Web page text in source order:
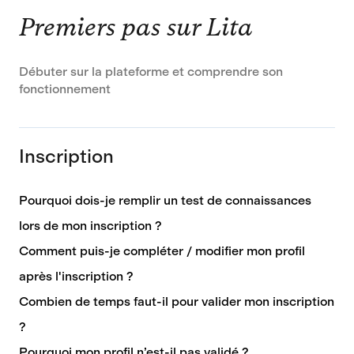
Premiers pas sur Lita
Débuter sur la plateforme et comprendre son
fonctionnement
Inscription
Pourquoi dois-je remplir un test de connaissances
lors de mon inscription ?
Comment puis-je compléter / modifier mon profil
après l'inscription ?
Combien de temps faut-il pour valider mon inscription
?